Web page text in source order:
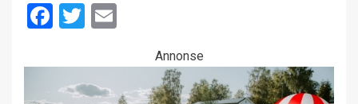
Facebook
Twitter
Annonse